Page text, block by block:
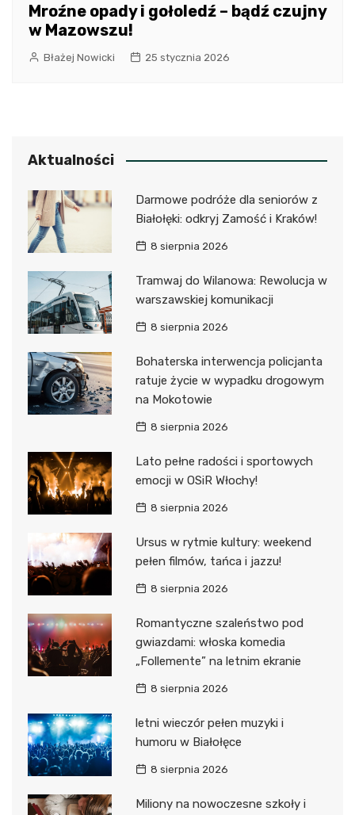
Mroźne opady i gołoledź – bądź czujny
w Mazowszu!
Błażej Nowicki 25 stycznia 2026
Aktualności
Darmowe podróże dla seniorów z
Białołęki: odkryj Zamość i Kraków!
8 sierpnia 2026
Tramwaj do Wilanowa: Rewolucja w
warszawskiej komunikacji
8 sierpnia 2026
Bohaterska interwencja policjanta
ratuje życie w wypadku drogowym
na Mokotowie
8 sierpnia 2026
Lato pełne radości i sportowych
emocji w OSiR Włochy!
8 sierpnia 2026
Ursus w rytmie kultury: weekend
pełen filmów, tańca i jazzu!
8 sierpnia 2026
Romantyczne szaleństwo pod
gwiazdami: włoska komedia
„Follemente” na letnim ekranie
8 sierpnia 2026
letni wieczór pełen muzyki i
humoru w Białołęce
8 sierpnia 2026
Miliony na nowoczesne szkoły i